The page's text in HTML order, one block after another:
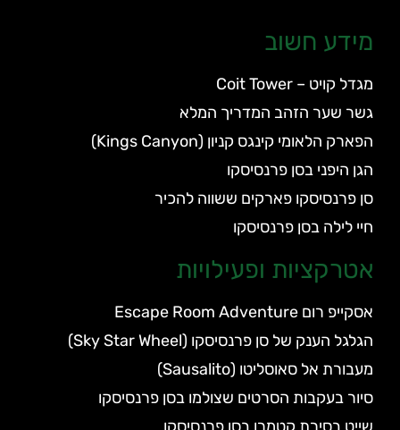
מידע חשוב
מגדל קויט – Coit Tower
גשר שער הזהב המדריך המלא
הפארק הלאומי קינגס קניון (Kings Canyon)
הגן היפני בסן פרנסיסקו
סן פרנסיסקו פארקים ששווה להכיר
חיי לילה בסן פרנסיסקו
אטרקציות ופעילויות
אסקייפ רום Escape Room Adventure
הגלגל הענק של סן פרנסיסקו (Sky Star Wheel)
מעבורת אל סאוסליטו (Sausalito)
סיור בעקבות הסרטים שצולמו בסן פרנסיסקו